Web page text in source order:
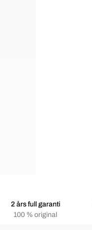
2 års full garanti
100 % original